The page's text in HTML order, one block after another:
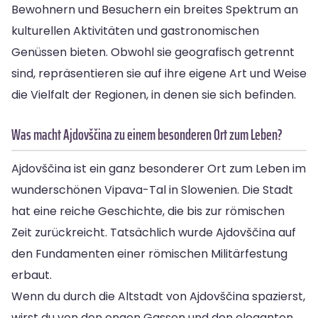
Bewohnern und Besuchern ein breites Spektrum an
kulturellen Aktivitäten und gastronomischen
Genüssen bieten. Obwohl sie geografisch getrennt
sind, repräsentieren sie auf ihre eigene Art und Weise
die Vielfalt der Regionen, in denen sie sich befinden.
Was macht Ajdovščina zu einem besonderen Ort zum Leben?
Ajdovščina ist ein ganz besonderer Ort zum Leben im
wunderschönen Vipava-Tal in Slowenien. Die Stadt
hat eine reiche Geschichte, die bis zur römischen
Zeit zurückreicht. Tatsächlich wurde Ajdovščina auf
den Fundamenten einer römischen Militärfestung
erbaut.
Wenn du durch die Altstadt von Ajdovščina spazierst,